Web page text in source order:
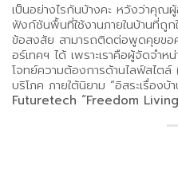
เป็นอย่างไรกันบ้างคะ หวังว่าคุณ
ฟังก์ชันพื้นที่ใช้งานภายในบ้านที่ถู
ข้อสงสัย สามารถติดต่อพูดคุยขอ
อร์เทคฯ ได้ เพราะเราคือผู้จัดจำ
โจทย์ความต้องการด้านไลฟ์สไต
บริโภค ภายใต้นิยาม “อิสระเรื่อง
Futuretech “Freedom